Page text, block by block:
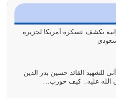
بالحياة الأبدية والرزق
في…
لمعرفة رسول الله معرفة سيرته
هنا اترك القرآن على أصله
تكشف عسكرة أمريكا لجزيرة
للشهيد القائد حسين بدر الدين
الله عليه.. كيف حورب…